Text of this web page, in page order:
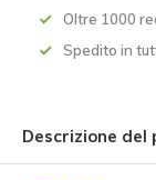
Oltre 1000
Spedito in
Descrizione